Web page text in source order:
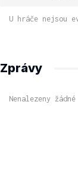
U hráče nejsou
Zprávy
Nenalezeny